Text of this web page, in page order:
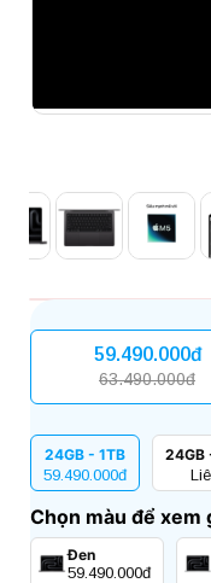
59.490.000đ
63.490.000đ
24GB - 1TB
59.490.000đ
24GB
Chọn màu để xem
Đen
59.490.000đ